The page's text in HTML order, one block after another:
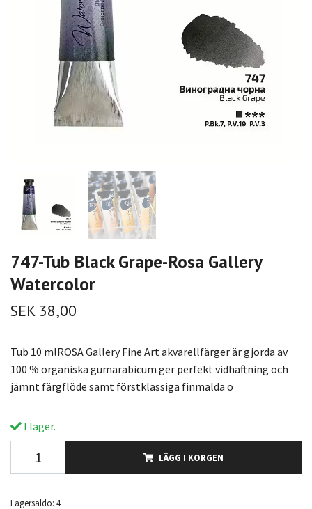
747-Tub Black Grape-Rosa Gallery
Watercolor
SEK 38,00
Tub 10 mlROSA Gallery Fine Art akvarellfärger är gjorda av
100 % organiska gumarabicum ger perfekt vidhäftning och
jämnt färgflöde samt förstklassiga finmalda o
I lager.
LÄGG I KORGEN
Lagersaldo: 4